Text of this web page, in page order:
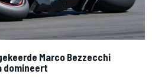
Marco Bezzecchi
domineert